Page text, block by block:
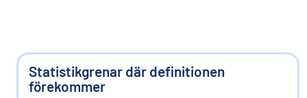
Statistikgrenar där definitionen
förekommer